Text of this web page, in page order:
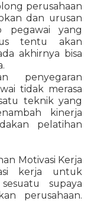
perusahaan
dan urusan
pegawai yang
tentu akan
akhirnya bisa
penyegaran
tidak merasa
teknik yang
kinerja
pelatihan
Motivasi Kerja
kerja untuk
supaya
perusahaan.